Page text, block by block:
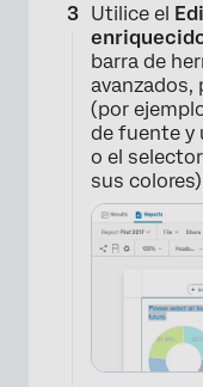
Utilice el
barra de
avanzados,
(por
de fuente y
o el
sus